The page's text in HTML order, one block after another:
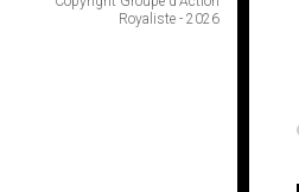
Royaliste - 2026